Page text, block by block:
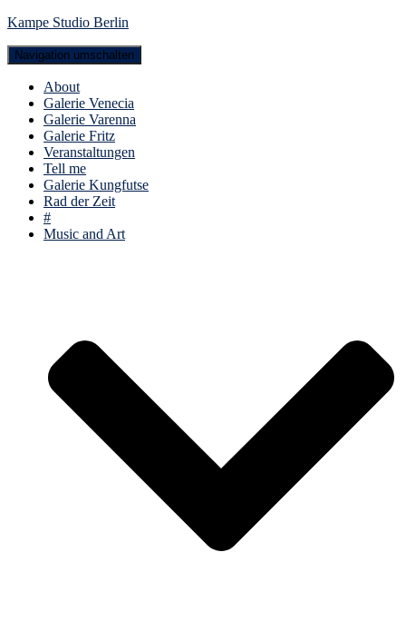
Kampe Studio Berlin
Navigation umschalten
About
Galerie Venecia
Galerie Varenna
Galerie Fritz
Veranstaltungen
Tell me
Galerie Kungfutse
Rad der Zeit
#
Music and Art